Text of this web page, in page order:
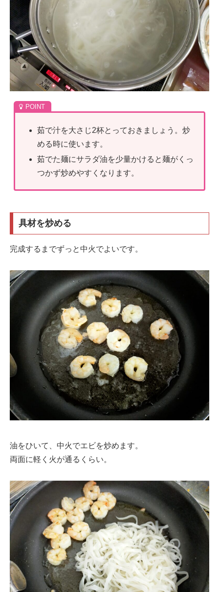
茹で汁を大さじ2杯とっておきましょう。炒
める時に使います。
茹でた麺にサラダ油を少量かけると麺がくっ
つかず炒めやすくなります。
具材を炒める
完成するまでずっと中火でよいです。
油をひいて、中火でエビを炒めます。
両面に軽く火が通るくらい。